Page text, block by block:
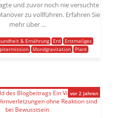
und zuvor noch nie versuchte
zu vollführen. Erfahren Sie
mehr über ...
& Ernährung Erd
Erstmaliges
Mondgravitation Plant
vor 2 Jahren